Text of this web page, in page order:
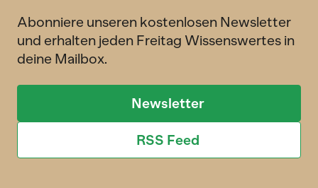
Abonniere unseren kostenlosen Newsletter
und erhalten jeden Freitag Wissenswertes in
deine Mailbox.
Newsletter
RSS Feed